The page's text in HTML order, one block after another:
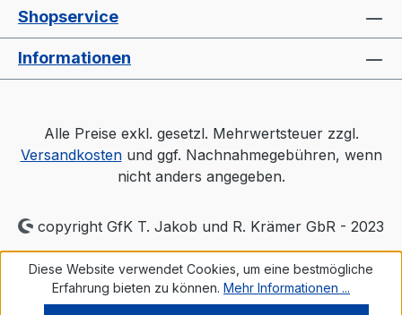
Shopservice
Informationen
Alle Preise exkl. gesetzl. Mehrwertsteuer zzgl.
Versandkostenund ggf. Nachnahmegebühren, wenn
nicht anders angegeben.
copyright GfK T. Jakob und R. Krämer GbR - 2023
Diese Website verwendet Cookies, um eine bestmögliche
Erfahrung bieten zu können. Mehr Informationen ...